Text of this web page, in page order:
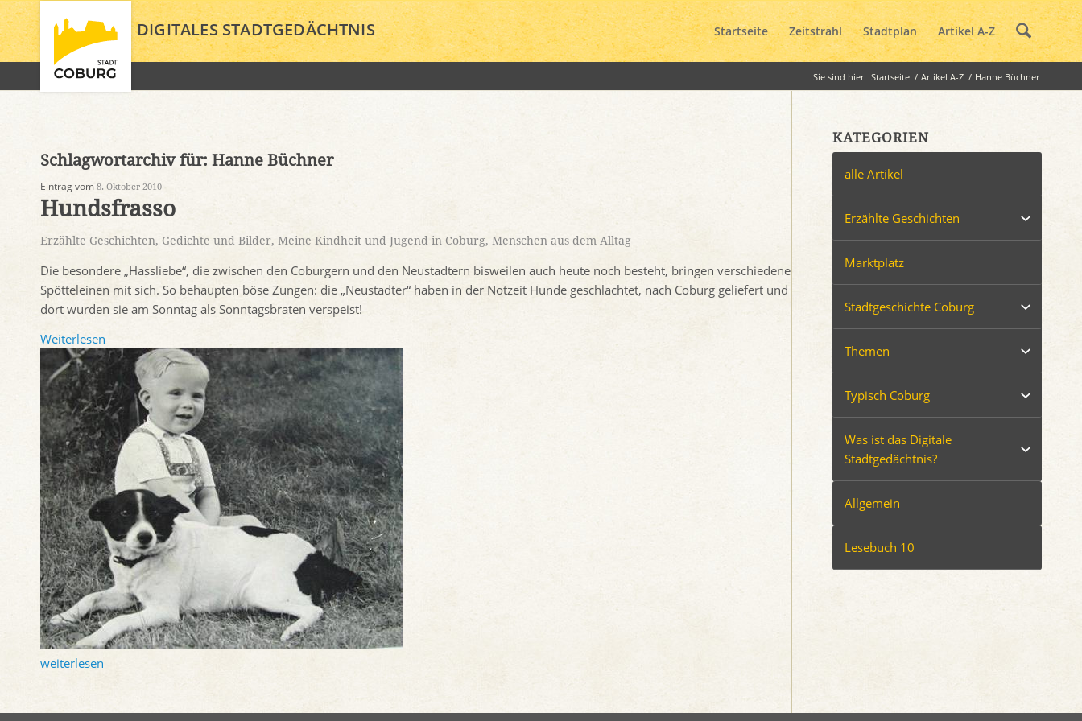
DIGITALES STADTGEDÄCHTNIS Startseite Zeitstrahl Stadtplan Artikel A-Z
Sie sind hier: Startseite / Artikel A-Z / Hanne Büchner
Schlagwortarchiv für: Hanne Büchner
Eintrag vom 8. Oktober 2010
Hundsfrasso
Erzählte Geschichten, Gedichte und Bilder, Meine Kindheit und Jugend in Coburg, Menschen aus dem Alltag
Die besondere „Hassliebe“, die zwischen den Coburgern und den Neustadtern bisweilen auch heute noch besteht, bringen verschiedene
Spötteleinen mit sich. So behaupten böse Zungen: die „Neustadter“ haben in der Notzeit Hunde geschlachtet, nach Coburg geliefert und
dort wurden sie am Sonntag als Sonntagsbraten verspeist!
Weiterlesen
weiterlesen
KATEGORIEN
alle Artikel
Erzählte Geschichten
Marktplatz
Stadtgeschichte Coburg
Themen
Typisch Coburg
Was ist das Digitale
Stadtgedächtnis?
Allgemein
Lesebuch 10